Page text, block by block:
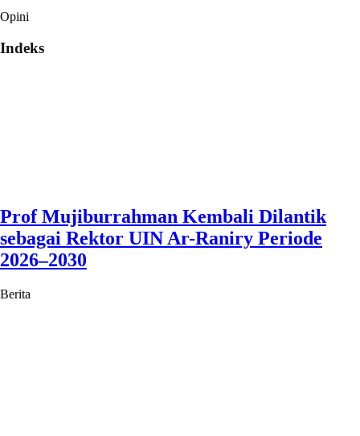
Opini
Indeks
Prof Mujiburrahman Kembali Dilantik
sebagai Rektor UIN Ar-Raniry Periode
2026–2030
Berita